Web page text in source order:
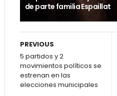
de parte familia Espaillat
PREVIOUS
5 partidos y 2
movimientos políticos se
estrenan en las
elecciones municipales